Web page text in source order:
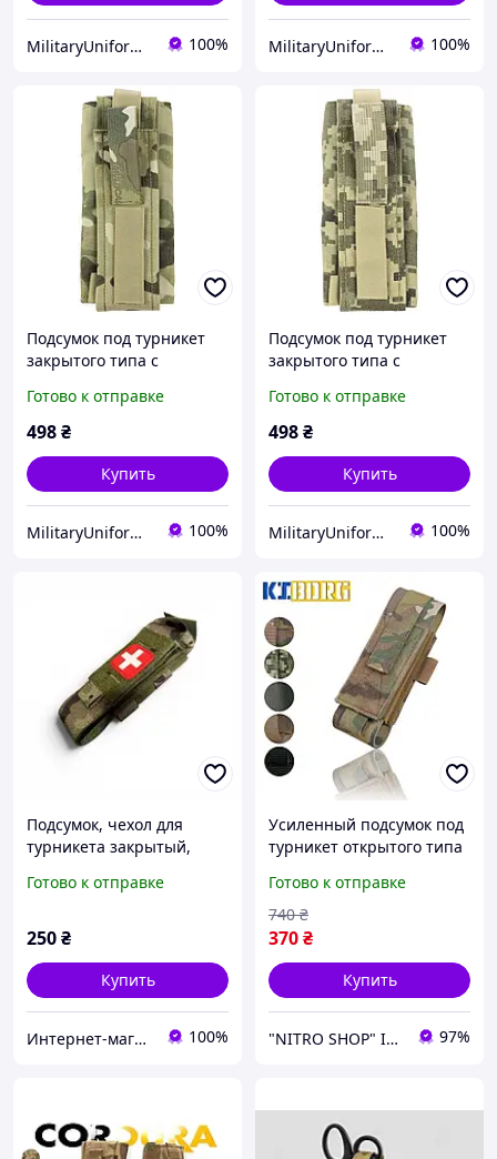
MilitaryUniformUA 100% MilitaryUniformUA 100%
Подсумок под турникет
закрытого типа с
Кордура Мультикам,
чехол для турникета ЗСУ
Готово к отправке
498₴
Купить
MilitaryUniformUA 100%
Подсумок под турникет
закрытого типа с
Кордура Пиксель, чехол
для турникета ЗСУ CS
Готово к отправке
498₴
Купить
MilitaryUniformUA 100%
Подсумок, чехол для
турникета закрытый,
Готово к отправке
250₴
Купить
Интернет-магазин военторг Пограничник 100%
Усиленный подсумок под
турникет открытого типа
турникета крипление
MOLLE
Готово к отправке
370₴
740 ₴
Купить
"NITRO SHOP" Інтернет магазин 97%